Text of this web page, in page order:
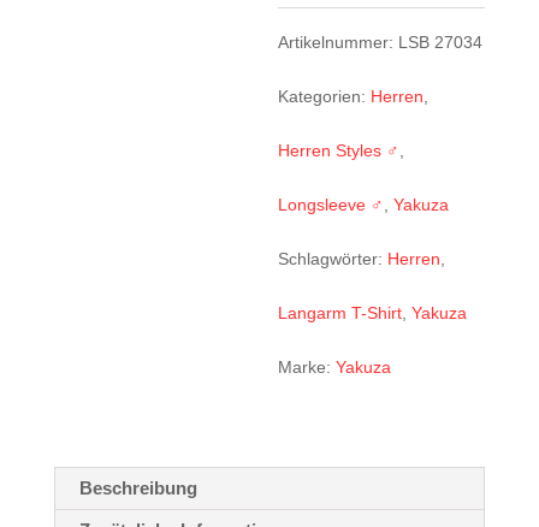
27034
schwarz
Menge
Artikelnummer: LSB 27034
Kategorien: Herren
Herren Styles ♂
Longsleeve ♂ ,Yakuza
Schlagwörter: Herren
Langarm T-Shirt ,Yakuza
Marke:Yakuza
Beschreibung